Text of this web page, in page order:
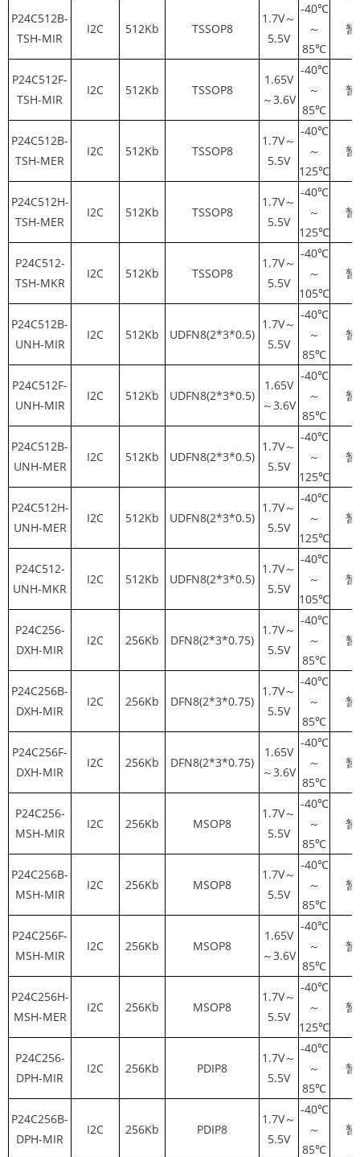
P24C512B-
TSH-MIR
I2C 512Kb TSSOP8
1.7V～
5.5V
-40℃
～
85℃
暂
P24C512F-
TSH-MIR
I2C 512Kb TSSOP8
1.65V
～3.6V
-40℃
～
85℃
暂
P24C512B-
TSH-MER
I2C 512Kb TSSOP8
1.7V～
5.5V
-40℃
～
125℃
暂
P24C512H-
TSH-MER
I2C 512Kb TSSOP8
1.7V～
5.5V
-40℃
～
125℃
暂
P24C512-
TSH-MKR
I2C 512Kb TSSOP8
1.7V～
5.5V
-40℃
～
105℃
暂
P24C512B-
UNH-MIR
I2C 512Kb UDFN8(2*3*0.5)
1.7V～
5.5V
-40℃
～
85℃
暂
P24C512F-
UNH-MIR
I2C 512Kb UDFN8(2*3*0.5)
1.65V
～3.6V
-40℃
～
85℃
暂
P24C512B-
UNH-MER
I2C 512Kb UDFN8(2*3*0.5)
1.7V～
5.5V
-40℃
～
125℃
暂
P24C512H-
UNH-MER
I2C 512Kb UDFN8(2*3*0.5)
1.7V～
5.5V
-40℃
～
125℃
暂
P24C512-
UNH-MKR
I2C 512Kb UDFN8(2*3*0.5)
1.7V～
5.5V
-40℃
～
105℃
暂
P24C256-
DXH-MIR
I2C 256Kb DFN8(2*3*0.75)
1.7V～
5.5V
-40℃
～
85℃
暂
P24C256B-
DXH-MIR
I2C 256Kb DFN8(2*3*0.75)
1.7V～
5.5V
-40℃
～
85℃
暂
P24C256F-
DXH-MIR
I2C 256Kb DFN8(2*3*0.75)
1.65V
～3.6V
-40℃
～
85℃
暂
P24C256-
MSH-MIR
I2C 256Kb MSOP8
1.7V～
5.5V
-40℃
～
85℃
暂
P24C256B-
MSH-MIR
I2C 256Kb MSOP8
1.7V～
5.5V
-40℃
～
85℃
暂
P24C256F-
MSH-MIR
I2C 256Kb MSOP8
1.65V
～3.6V
-40℃
～
85℃
暂
P24C256H-
MSH-MER
I2C 256Kb MSOP8
1.7V～
5.5V
-40℃
～
125℃
暂
P24C256-
DPH-MIR
I2C 256Kb PDIP8
1.7V～
5.5V
-40℃
～
85℃
暂
P24C256B-
DPH-MIR
I2C 256Kb PDIP8
1.7V～
5.5V
-40℃
～
85℃
暂